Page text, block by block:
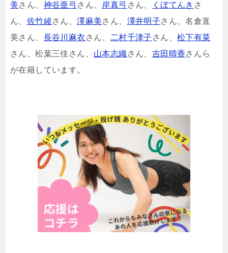
美さん、 神谷亜弓 さん、 岸真弓 さん、 くぼてんき さ
ん、 佐竹綾さん、澤麻美さん、 澤井明子さん、名倉直
美さん、 長谷川麻衣 さん、 二村千津子 さん、松下有菜
さん、松葉三佳さん、 山本志織さん、 吉田晴香さんら
が在籍しています。